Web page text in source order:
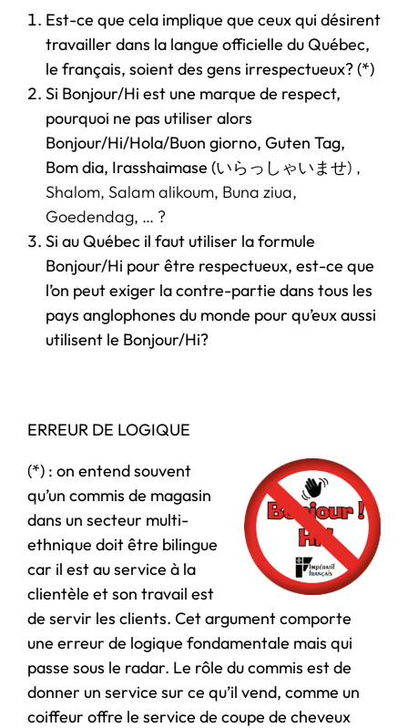
Est-ce que cela implique que ceux qui désirent
travailler dans la langue officielle du Québec,
le français, soient des gens irrespectueux? (*)
Si Bonjour/Hi est une marque de respect,
pourquoi ne pas utiliser alors
Bonjour/Hi/Hola/Buon giorno, Guten Tag,
Bom dia, Irasshaimase (いらっしゃいませ) ,
Shalom, Salam alikoum, Buna ziua,
Goedendag, … ?
Si au Québec il faut utiliser la formule
Bonjour/Hi pour être respectueux, est-ce que
l’on peut exiger la contre-partie dans tous les
pays anglophones du monde pour qu’eux aussi
utilisent le Bonjour/Hi?
ERREUR DE LOGIQUE
(*) : on entend souvent
qu’un commis de magasin
dans un secteur multi-
ethnique doit être bilingue
car il est au service à la
clientèle et son travail est
de servir les clients. Cet argument comporte
une erreur de logique fondamentale mais qui
passe sous le radar. Le rôle du commis est de
donner un service sur ce qu’il vend, comme un
coiffeur offre le service de coupe de cheveux